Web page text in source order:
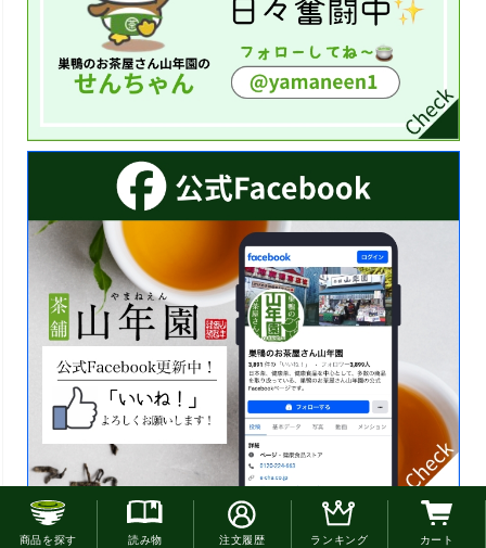
お電話でのご注文はこちら
商品を探す 読み物 注文履歴 ランキング カート